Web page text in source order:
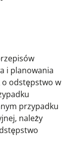
i planowania
o odstępstwo w
przypadku
należy